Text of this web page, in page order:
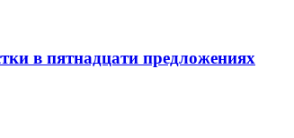
в пятнадцати предложениях